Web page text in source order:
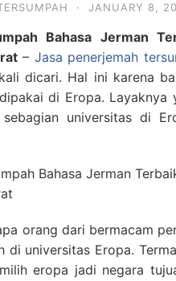
· JANUARY 8,
Bahasa Jerman
– Jasa penerjemah
dicari. Hal ini karena
di Eropa. Layaknya
universitas di
orang dari bermacam
di universitas Eropa.
eropa jadi negara